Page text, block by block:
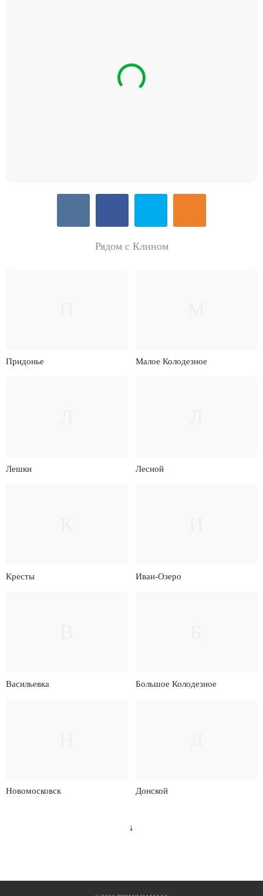
Рядом с Клином
Придонье Малое Колодезное
Лешки Лесной
Кресты Иван-Озеро
Васильевка Большое Колодезное
Новомосковск Донской
↓